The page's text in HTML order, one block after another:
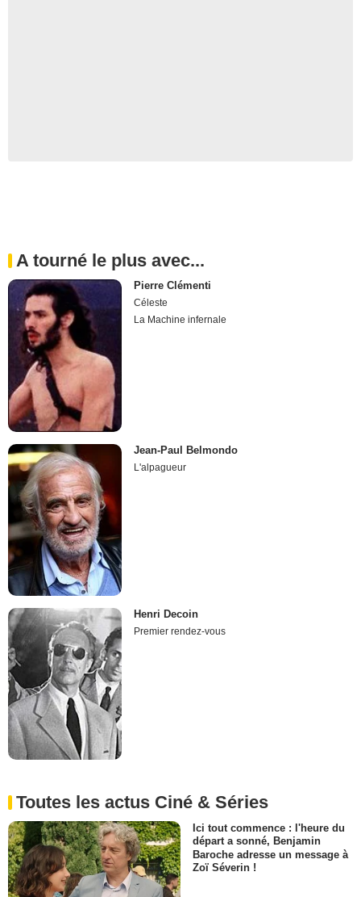
A tourné le plus avec...
Pierre Clémenti
Céleste
La Machine infernale
Jean-Paul Belmondo
L'alpagueur
Henri Decoin
Premier rendez-vous
Toutes les actus Ciné & Séries
Ici tout commence : l'heure du
départ a sonné, Benjamin
Baroche adresse un message à
Zoï Séverin !